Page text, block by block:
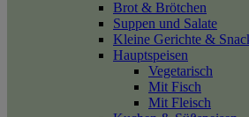
Brot & Brötchen
Suppen und Salate
Kleine Gerichte &
Hauptspeisen
Vegetarisch
Mit Fisch
Mit Fleisch